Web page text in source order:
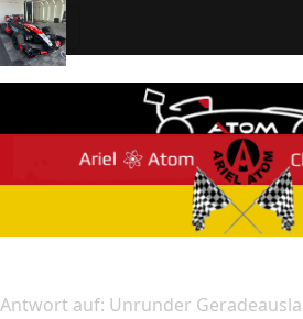
Antwort auf: Unrunder